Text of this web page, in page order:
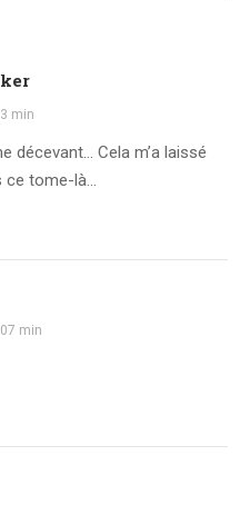
min
décevant… Cela m’a laissé
ce tome-là…
min